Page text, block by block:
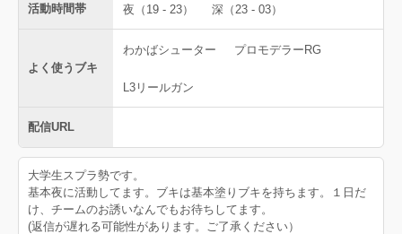
活動時間帯 夜（19 - 23） 深（23 - 03）
よく使うブキ
わかばシューター プロモデラーRG
L3リールガン
配信URL
大学生スプラ勢です。
基本夜に活動してます。ブキは基本塗りブキを持ちます。１日だ
け、チームのお誘いなんでもお待ちしてます。
(返信が遅れる可能性があります。ご了承ください）